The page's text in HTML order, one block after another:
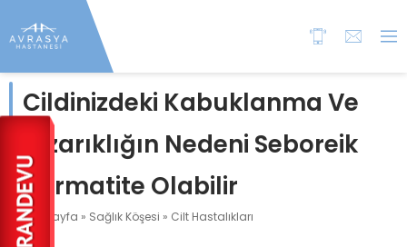
Cildinizdeki Kabuklanma Ve
Kızarıklığın Nedeni Seboreik
Dermatite Olabilir
Anasayfa » Sağlık Köşesi » Cilt Hastalıkları